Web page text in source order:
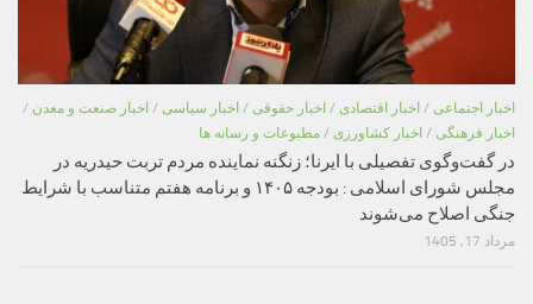
اخبار اجتماعی / اخبار اقتصادی / اخبار حقوقی / اخبار سیاسی / اخبار صنعت و معدن /
اخبار فرهنگی / اخبار کشاورزی / مطبوعات و رسانه ها
در گفت‌وگوی تفصیلی با ایرنا؛ زنگنه نماینده مردم تربت حیدریه در
مجلس شورای اسلامی : بودجه ۱۴۰۵ و برنامه هفتم متناسب با شرایط
جنگی اصلاح می‌شوند
مرداد 17, 1405